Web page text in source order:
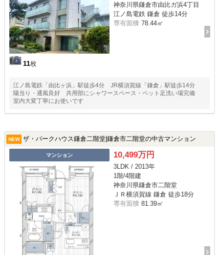
11枚
神奈川県鎌倉市由比ガ浜4丁目
江ノ島電鉄 鎌倉 徒歩14分
専有面積 78.44㎡
江ノ島電鉄「由比ヶ浜」駅徒歩4分 JR横須賀線「鎌倉」駅徒歩14分
陽当り・通風良好 共用部にシャワースペース・ペット足洗い場完備
室内大変丁寧にお使いです
NEW ザ・パークハウス鎌倉二階堂|鎌倉市二階堂の中古マンション
マンション 10,499万円
3LDK / 2013年
1階/4階建
神奈川県鎌倉市二階堂
ＪＲ横須賀線 鎌倉 徒歩18分
専有面積 81.39㎡